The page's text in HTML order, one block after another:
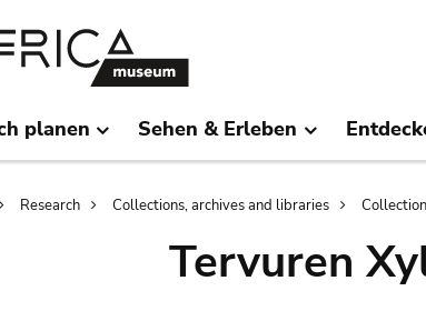
planen Sehen & Erleben
Research Collections, archives and libraries
Tervuren